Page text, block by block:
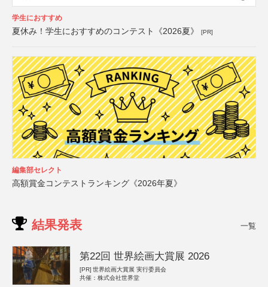
学生におすすめ
夏休み！学生におすすめのコンテスト《2026夏》 [PR]
編集部セレクト
高額賞金コンテストランキング《2026年夏》
結果発表 一覧
第22回 世界絵画大賞展 2026
[PR] 世界絵画大賞展 実行委員会
共催：株式会社世界堂